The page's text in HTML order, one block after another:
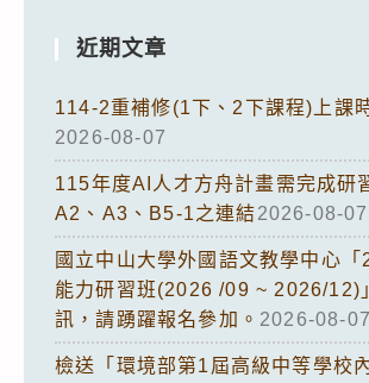
近期文章
114-2重補修(1下、2下課程)上課
2026-08-07
115年度AI人才方舟計畫需完成研
A2、A3、B5-1之連結2026-08-07
國立中山大學外國語文教學中心
能力研習班(2026 /09 ~ 2026/12)
訊，請踴躍報名參加。 2026-08-07
檢送「環境部第1屆高級中等學校